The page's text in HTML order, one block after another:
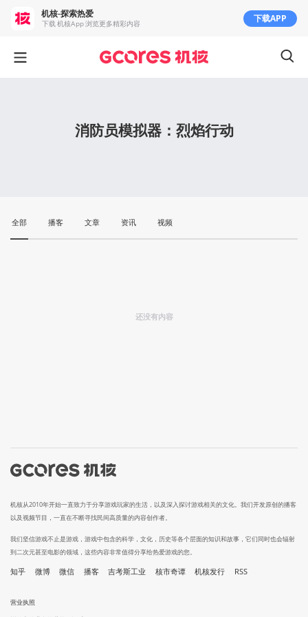
消防员模拟器：烈焰行动
全部 播客 文章 资讯 视频
还没有内容
机核从2010年开始一直致力于分享游戏玩家的生活，以及深入探讨游戏相关的文化。我们开发原创的播客
以及视频节目，一直在不断寻找民间高质量的内容创作者。
我们坚信游戏不止是游戏，游戏中包含的科学，文化，历史等各个层面的知识和故事，它们同时也会辐射
到二次元甚至电影的领域，这些内容非常值得分享给热爱游戏的您。
知乎 微博 微信 播客 吉考斯工业 核市奇谭 机核发行 RSS
营业执照
机核-探索热爱
下载 机核App 浏览更多精彩内容 下载APP